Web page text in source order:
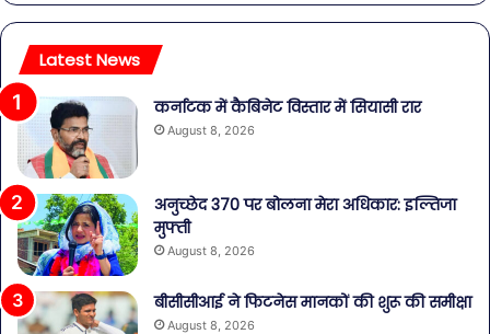
Latest News
कर्नाटक में कैबिनेट विस्तार में सियासी रार
August 8, 2026
अनुच्छेद 370 पर बोलना मेरा अधिकार: इल्तिजा
मुफ्ती
August 8, 2026
बीसीसीआई ने फिटनेस मानकों की शुरू की समीक्षा
August 8, 2026